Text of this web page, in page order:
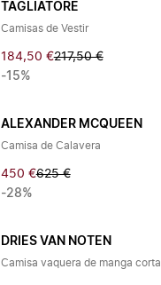
TAGLIATORE
Camisas de Vestir
184,50 €217,50 €
-15%
ALEXANDER MCQUEEN
Camisa de Calavera
450 €625 €
-28%
DRIES VAN NOTEN
Camisa vaquera de manga corta